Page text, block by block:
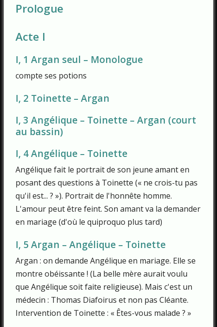
Prologue
Acte I
I, 1 Argan seul – Monologue
compte ses potions
I, 2 Toinette – Argan
I, 3 Angélique – Toinette – Argan (court
au bassin)
I, 4 Angélique – Toinette
Angélique fait le portrait de son jeune amant en
posant des questions à Toinette (« ne crois-tu pas
qu'il est... ? »). Portrait de l'honnête homme.
L'amour peut être feint. Son amant va la demander
en mariage (d'où le quiproquo plus tard)
I, 5 Argan – Angélique – Toinette
Argan : on demande Angélique en mariage. Elle se
montre obéissante ! (La belle mère aurait voulu
que Angélique soit faite religieuse). Mais c'est un
médecin : Thomas Diafoirus et non pas Cléante.
Intervention de Toinette : « Êtes-vous malade ? »